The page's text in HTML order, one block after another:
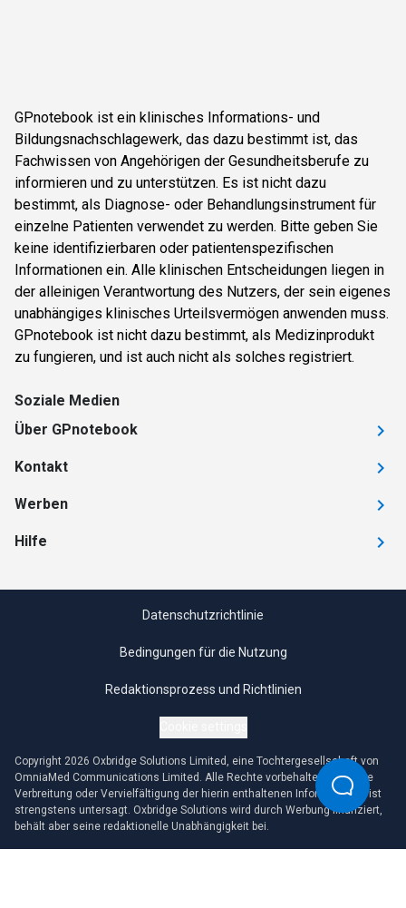
GPnotebook ist ein klinisches Informations- und
Bildungsnachschlagewerk, das dazu bestimmt ist, das
Fachwissen von Angehörigen der Gesundheitsberufe zu
informieren und zu unterstützen. Es ist nicht dazu
bestimmt, als Diagnose- oder Behandlungsinstrument für
einzelne Patienten verwendet zu werden. Bitte geben Sie
keine identifizierbaren oder patientenspezifischen
Informationen ein. Alle klinischen Entscheidungen liegen in
der alleinigen Verantwortung des Nutzers, der sein eigenes
unabhängiges klinisches Urteilsvermögen anwenden muss.
GPnotebook ist nicht dazu bestimmt, als Medizinprodukt
zu fungieren, und ist auch nicht als solches registriert.
Soziale Medien
Über GPnotebook
Kontakt
Werben
Hilfe
Datenschutzrichtlinie
Bedingungen für die Nutzung
Redaktionsprozess und Richtlinien
Copyright 2026 Oxbridge Solutions Limited, eine Tochtergesellschaft von
OmniaMed Communications Limited. Alle Rechte vorbehalten. Jegliche
Verbreitung oder Vervielfältigung der hierin enthaltenen Informationen ist
strengstens untersagt. Oxbridge Solutions wird durch Werbung finanziert,
behält aber seine redaktionelle Unabhängigkeit bei.